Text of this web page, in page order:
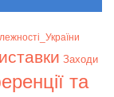
Заходи
та